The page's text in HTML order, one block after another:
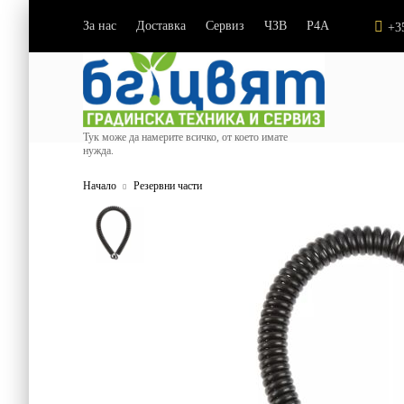
За нас Доставка Сервиз ЧЗВ P4A
Тук може да намерите всичко, от което имате
нужда.
Начало Резервни части